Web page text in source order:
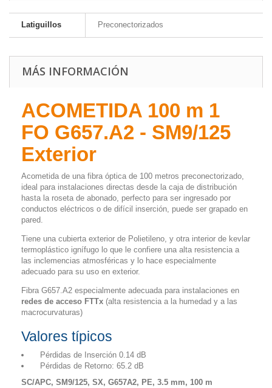
Latiguillos Preconectorizados
MÁS INFORMACIÓN
ACOMETIDA 100 m 1
FO G657.A2 - SM9/125
Exterior
Acometida de una fibra óptica de 100 metros preconectorizado,
ideal para instalaciones directas desde la caja de distribución
hasta la roseta de abonado, perfecto para ser ingresado por
conductos eléctricos o de difícil inserción, puede ser grapado en
pared.
Tiene una cubierta exterior de Polietileno, y otra interior de kevlar
termoplástico ignífugo lo que le confiere una alta resistencia a
las inclemencias atmosféricas y lo hace especialmente
adecuado para su uso en exterior.
Fibra G657.A2 especialmente adecuada para instalaciones en
redes de acceso FTTx (alta resistencia a la humedad y a las
macrocurvaturas)
Valores típicos
Pérdidas de Inserción 0.14 dB
Pérdidas de Retorno: 65.2 dB
SC/APC, SM9/125, SX, G657A2, PE, 3.5 mm, 100 m